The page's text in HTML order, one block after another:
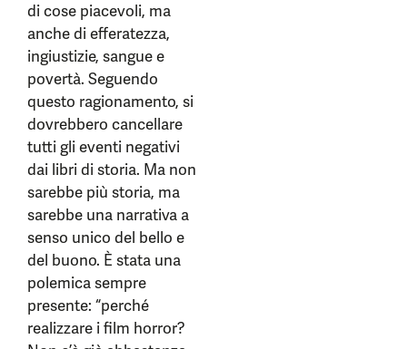
di cose piacevoli, ma
anche di efferatezza,
ingiustizie, sangue e
povertà. Seguendo
questo ragionamento, si
dovrebbero cancellare
tutti gli eventi negativi
dai libri di storia. Ma non
sarebbe più storia, ma
sarebbe una narrativa a
senso unico del bello e
del buono. È stata una
polemica sempre
presente: “perché
realizzare i film horror?